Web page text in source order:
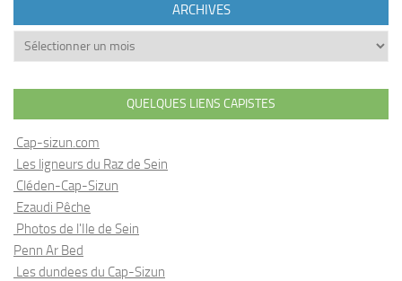
ARCHIVES
Archives
QUELQUES LIENS CAPISTES
Cap-sizun.com
Les ligneurs du Raz de Sein
Cléden-Cap-Sizun
Ezaudi Pêche
Photos de l'Ile de Sein
Penn Ar Bed
Les dundees du Cap-Sizun